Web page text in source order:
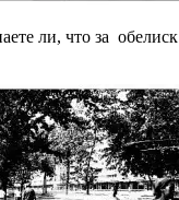
ли, что за